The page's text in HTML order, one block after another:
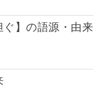
】の語源・由来